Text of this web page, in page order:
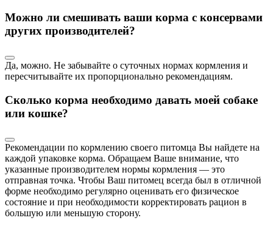
Можно ли смешивать ваши корма с консервами
других производителей?
Да, можно. Не забывайте о суточных нормах кормления и
пересчитывайте их пропорционально рекомендациям.
Сколько корма необходимо давать моей собаке
или кошке?
Рекомендации по кормлению своего питомца Вы найдете на
каждой упаковке корма. Обращаем Ваше внимание, что
указанные производителем нормы кормления — это
отправная точка. Чтобы Ваш питомец всегда был в отличной
форме необходимо регулярно оценивать его физическое
состояние и при необходимости корректировать рацион в
большую или меньшую сторону.